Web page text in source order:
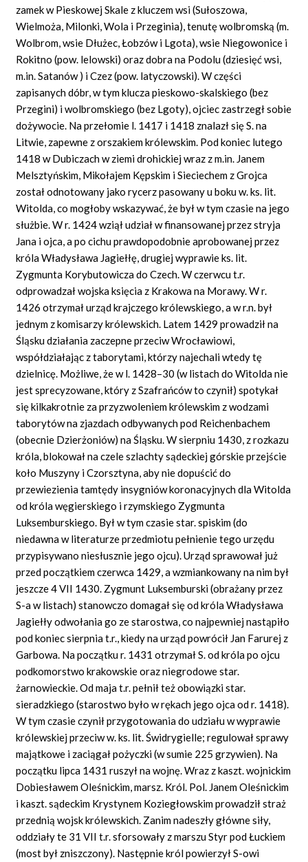
zamek w Pieskowej Skale z kluczem wsi (Sułoszowa,
Wielmoża, Milonki, Wola i Przeginia), tenutę wolbromską (m.
Wolbrom, wsie Dłużec, Łobzów i Lgota), wsie Niegowonice i
Rokitno (pow. lelowski) oraz dobra na Podolu (dziesięć wsi,
m.in. Satanów) i Czez (pow. latyczowski). W części
zapisanych dóbr, w tym klucza pieskowo-skalskiego (bez
Przegini) i wolbromskiego (bez Lgoty), ojciec zastrzegł sobie
dożywocie. Na przełomie l. 1417 i 1418 znalazł się S. na
Litwie, zapewne z orszakiem królewskim. Pod koniec lutego
1418 w Dubiczach w ziemi drohickiej wraz z m.in. Janem
Melsztyńskim, Mikołajem Kępskim i Sieciechem z Grojca
został odnotowany jako rycerz pasowany u boku w. ks. lit.
Witolda, co mogłoby wskazywać, że był w tym czasie na jego
służbie. W r. 1424 wziął udział w finansowanej przez stryja
Jana i ojca, a po cichu prawdopodobnie aprobowanej przez
króla Władysława Jagiełłę, drugiej wyprawie ks. lit.
Zygmunta Korybutowicza do Czech. W czerwcu t.r.
odprowadzał wojska księcia z Krakowa na Morawy. W r.
1426 otrzymał urząd krajczego królewskiego, a w r.n. był
jednym z komisarzy królewskich. Latem 1429 prowadził na
Śląsku działania zaczepne przeciw Wrocławiowi,
współdziałając z taborytami, którzy najechali wtedy tę
dzielnicę. Możliwe, że w l. 1428–30 (w listach do Witolda nie
jest sprecyzowane, który z Szafrańców to czynił) spotykał
się kilkakrotnie za przyzwoleniem królewskim z wodzami
taborytów na zjazdach odbywanych pod Reichenbachem
(obecnie Dzierżoniów) na Śląsku. W sierpniu 1430, z rozkazu
króla, blokował na czele szlachty sądeckiej górskie przejście
koło Muszyny i Czorsztyna, aby nie dopuścić do
przewiezienia tamtędy insygniów koronacyjnych dla Witolda
od króla węgierskiego i rzymskiego Zygmunta
Luksemburskiego. Był w tym czasie star. spiskim (do
niedawna w literaturze przedmiotu pełnienie tego urzędu
przypisywano niesłusznie jego ojcu). Urząd sprawował już
przed początkiem czerwca 1429, a wzmiankowany na nim był
jeszcze 4 VII 1430. Zygmunt Luksemburski (obrażany przez
S-a w listach) stanowczo domagał się od króla Władysława
Jagiełły odwołania go ze starostwa, co najpewniej nastąpiło
pod koniec sierpnia t.r., kiedy na urząd powrócił Jan Farurej z
Garbowa. Na początku r. 1431 otrzymał S. od króla po ojcu
podkomorstwo krakowskie oraz niegrodowe star.
żarnowieckie. Od maja t.r. pełnił też obowiązki star.
sieradzkiego (starostwo było w rękach jego ojca od r. 1418).
W tym czasie czynił przygotowania do udziału w wyprawie
królewskiej przeciw w. ks. lit. Świdrygielle; regulował sprawy
majątkowe i zaciągał pożyczki (w sumie 225 grzywien). Na
początku lipca 1431 ruszył na wojnę. Wraz z kaszt. wojnickim
Dobiesławem Oleśnickim, marsz. Król. Pol. Janem Oleśnickim
i kaszt. sądeckim Krystynem Koziegłowskim prowadził straż
przednią wojsk królewskich. Zanim nadeszły główne siły,
oddziały te 31 VII t.r. sforsowały z marszu Styr pod Łuckiem
(most był zniszczony). Następnie król powierzył S-owi